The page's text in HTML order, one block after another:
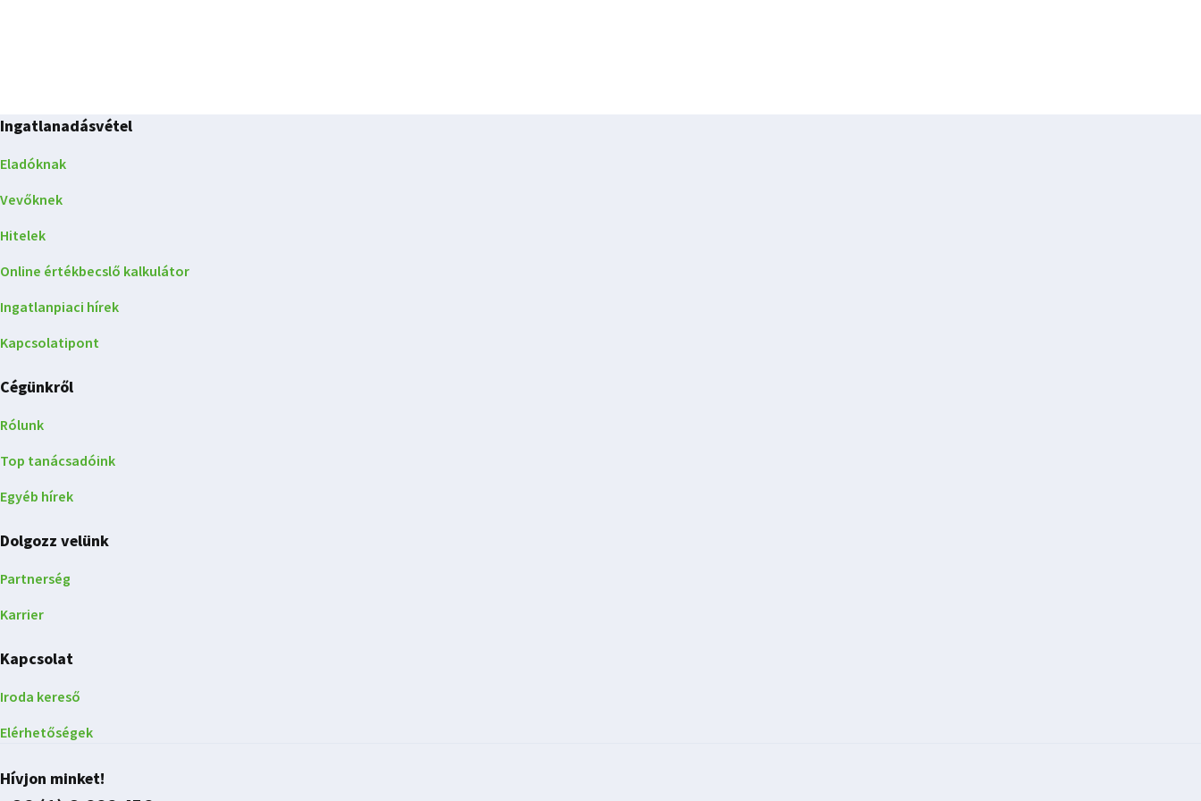
Ingatlanadásvétel
Eladóknak
Vevőknek
Hitelek
Online értékbecslő kalkulátor
Ingatlanpiaci hírek
Kapcsolatipont
Cégünkről
Rólunk
Top tanácsadóink
Egyéb hírek
Dolgozz velünk
Partnerség
Karrier
Kapcsolat
Iroda kereső
Elérhetőségek
Hívjon minket!